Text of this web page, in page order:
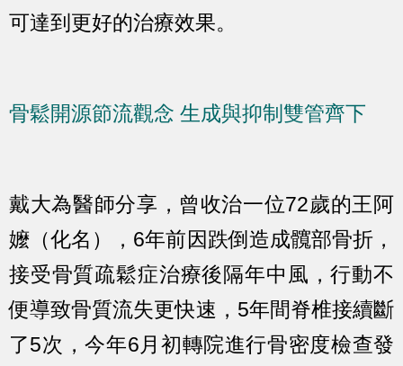
可達到更好的治療效果。
骨鬆開源節流觀念 生成與抑制雙管齊下
戴大為醫師分享，曾收治一位72歲的王阿
嬤（化名），6年前因跌倒造成髖部骨折，
接受骨質疏鬆症治療後隔年中風，行動不
便導致骨質流失更快速，5年間脊椎接續斷
了5次，今年6月初轉院進行骨密度檢查發